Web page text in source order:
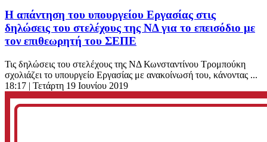
Η απάντηση του υπουργείου Εργασίας στις
δηλώσεις του στελέχους της ΝΔ για το επεισόδιο με
τον επιθεωρητή του ΣΕΠΕ
Τις δηλώσεις του στελέχους της ΝΔ Κωνσταντίνου Τρομπούκη
σχολιάζει το υπουργείο Εργασίας με ανακοίνωσή του, κάνοντας ...
18:17 | Τετάρτη 19 Ιουνίου 2019